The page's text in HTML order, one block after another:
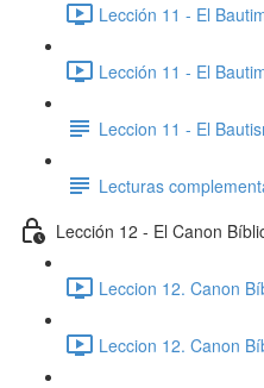
Lección 11 - El
Lección 11 - El
Leccion 11 - El
Lecturas
Lección 12 - El Canon
Leccion 12. Canon
Leccion 12. Canon